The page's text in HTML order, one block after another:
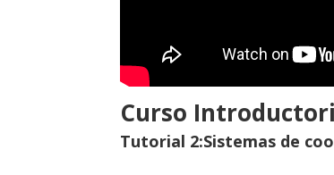
Curso
Tutorial 2:Sistemas de